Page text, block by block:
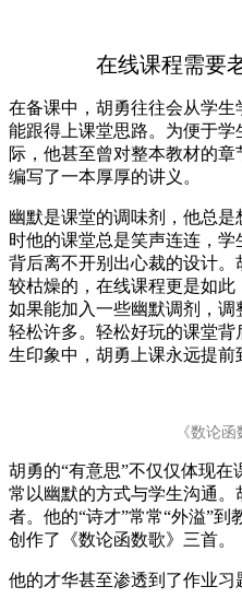
在线课程需要
在备课中，胡勇往往会从学
能跟得上课堂思路。为便于
际，他甚至曾对整本教材的章
编写了一本厚厚的讲义。
幽默是课堂的调味剂，他总
时他的课堂总是笑声连连，
背后离不开别出心裁的设计
较枯燥的，在线课程更是如此
如果能加入一些幽默调剂，
轻松许多。轻松好玩的课堂
生印象中，胡勇上课永远提前
《数论
胡勇的“有意思”不仅仅体现
常以幽默的方式与学生沟通
者。他的“诗才”常常“外溢”
创作了《数论函数歌》三首。
他的才华甚至渗透到了作业习